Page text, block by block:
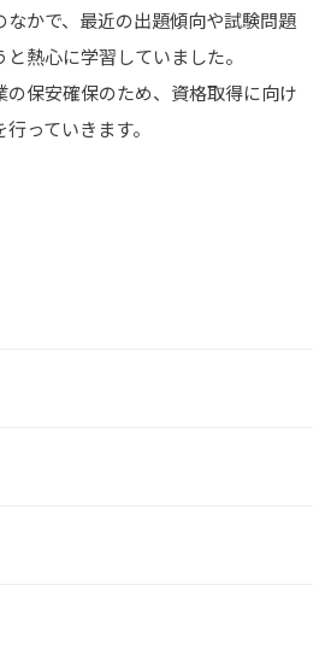
かで、最近の出題傾向や試験問題
熱心に学習していました。
保安確保のため、資格取得に向け
っていきます。